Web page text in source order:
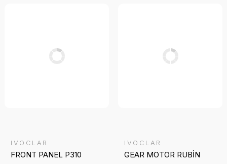
IVOCLAR
FRONT PANEL P310
IVOCLAR
GEAR MOTOR RUBİN